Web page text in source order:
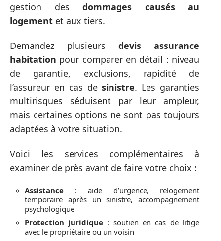
gestion des dommages causés au
logement et aux tiers.
Demandez plusieurs devis assurance
habitation pour comparer en détail : niveau
de garantie, exclusions, rapidité de
l’assureur en cas desinistre. Les garanties
multirisques séduisent par leur ampleur,
mais certaines options ne sont pas toujours
adaptées à votre situation.
Voici les services complémentaires à
examiner de près avant de faire votre choix :
Assistance : aide d’urgence, relogement
temporaire après un sinistre, accompagnement
psychologique
Protection juridique : soutien en cas de litige
avec le propriétaire ou un voisin